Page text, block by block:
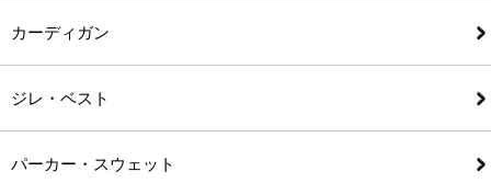
カーディガン
ジレ・ベスト
パーカー・スウェット